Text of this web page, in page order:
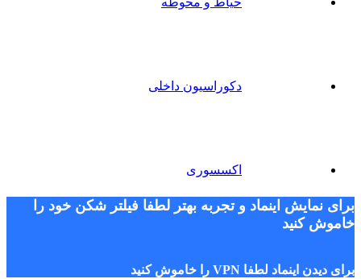
دکوراسیون داخلی
اکسسوری
برای نمایش اینماد و تجربه بهتر لطفا فیلتر شکن خود را
خاموش کنید
برای دیدن اینماد لطفا VPN را خاموش کنید